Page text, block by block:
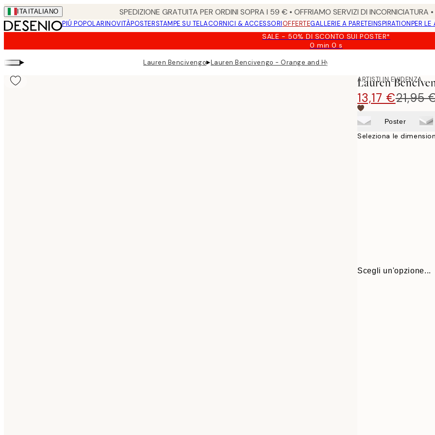
Skip
to
main
ITA ITALIANO SPEDIZIONE GRATUITA PER ORDINI SOPRA I 59 € • OFFRIAMO SERVIZI DI
PIÚ POPOLARINOVITÀPOSTERSTAMPE SU TELACORNICI & ACCESSORIOFFERTEGALLERIE A PARETEINSPIRATIONPER LE
SALE - 50% DI SCONTO SUI POSTER*
0 min0 s
Valido
a:
▸ Lauren Bencivengo▸Lauren Bencivengo - Orange and Hydrangea Poster
ARTISTI IN EVIDENZA
Lauren
13,17 €21,95
Poster
Seleziona le
Scegli un'opzione...